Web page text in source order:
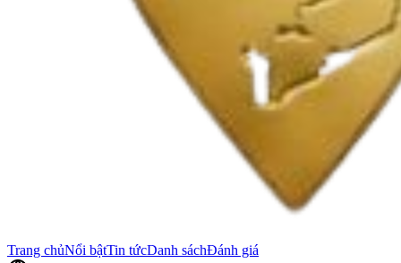
Trang chủNổi bậtTin tứcDanh sáchĐánh giá